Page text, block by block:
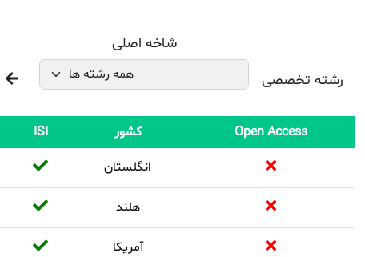
شاخه اصلی
رشته تخصصی
Open Access کشور ISI
انگلستان
هلند
آمریکا